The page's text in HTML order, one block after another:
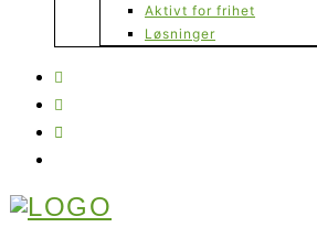
Aktivt for frihet
Løsninger